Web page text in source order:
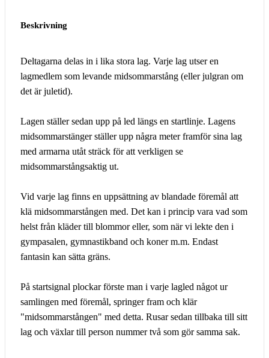
Beskrivning
Deltagarna delas in i lika stora lag. Varje lag utser en
lagmedlem som levande midsommarstång (eller julgran om
det är juletid).
Lagen ställer sedan upp på led längs en startlinje. Lagens
midsommarstänger ställer upp några meter framför sina lag
med armarna utåt sträck för att verkligen se
midsommarstångsaktig ut.
Vid varje lag finns en uppsättning av blandade föremål att
klä midsommarstången med. Det kan i princip vara vad som
helst från kläder till blommor eller, som när vi lekte den i
gympasalen, gymnastikband och koner m.m. Endast
fantasin kan sätta gräns.
På startsignal plockar förste man i varje lagled något ur
samlingen med föremål, springer fram och klär
"midsommarstången" med detta. Rusar sedan tillbaka till sitt
lag och växlar till person nummer två som gör samma sak.